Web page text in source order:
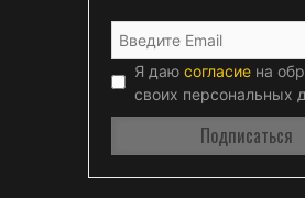
Я даю согласие на
своих персональных